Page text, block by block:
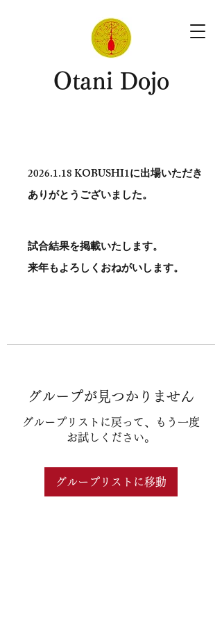
​Otani Dojo
2026.1.18KOBUSHI1に出場いただき
ありがとう​ございました。
試合結果を掲載いたします。
​来年もよろしくおねがいします。
グループが見つかりません
グループリストに戻って、もう一度
お試しください。
グループリストに移動